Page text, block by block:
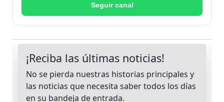
Seguir canal